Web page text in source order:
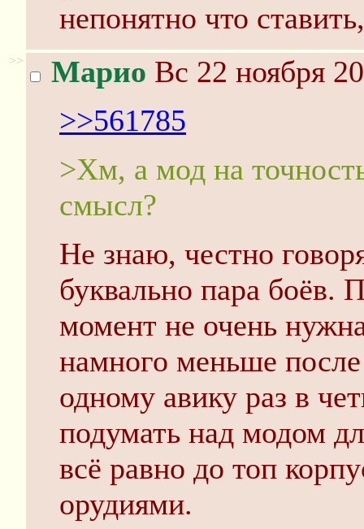
непонятно что
>> Марио Вс 22 ноября
>>561785
>Хм, а мод на
смысл?
Не знаю, честно
буквально пара
момент не очень
намного меньше
одному авику раз в
подумать над модом
всё равно до топ
орудиями.